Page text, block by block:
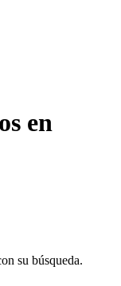
en
su búsqueda.